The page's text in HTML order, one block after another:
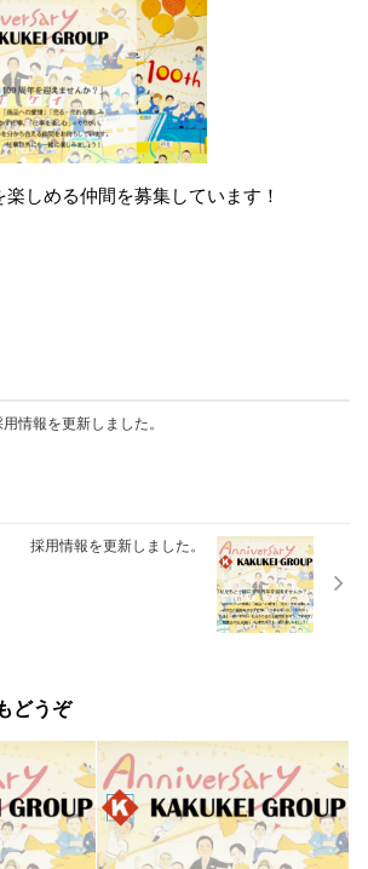
しめる仲間を募集しています！
用情報を更新しました。
採用情報を更新しました。
どうぞ